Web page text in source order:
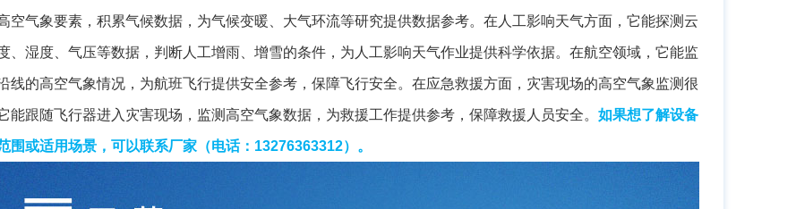
空气象要素，积累气候数据，为气候变暖、大气环流等研究提供数据参考。在人工影响天气方面，它能探测云
、湿度、气压等数据，判断人工增雨、增雪的条件，为人工影响天气作业提供科学依据。在航空领域，它能监
线的高空气象情况，为航班飞行提供安全参考，保障飞行安全。在应急救援方面，灾害现场的高空气象监测很
能跟随飞行器进入灾害现场，监测高空气象数据，为救援工作提供参考，保障救援人员安全。 如果想了解设备
围或适用场景，可以联系厂家（电话：13276363312） 。